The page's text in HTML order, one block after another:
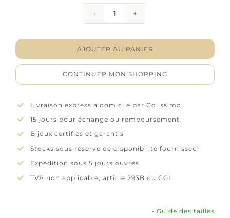
"Serment"
–
Oxyde
AJOUTER AU PANIER
CONTINUER MON SHOPPING
Livraison express à domicile par Colissimo
15 jours pour échange ou remboursement
Bijoux certifiés et garantis
Stocks sous réserve de disponibilité fournisseur
Expédition sous 5 jours ouvrés
TVA non applicable, article 293B du CGI
•Guide des tailles